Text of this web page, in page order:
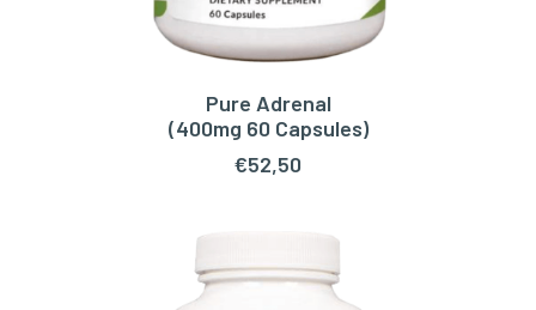
TOEVOEGEN AAN WINKELWAGEN
Pure Adrenal
(400mg 60 Capsules)
€52,50